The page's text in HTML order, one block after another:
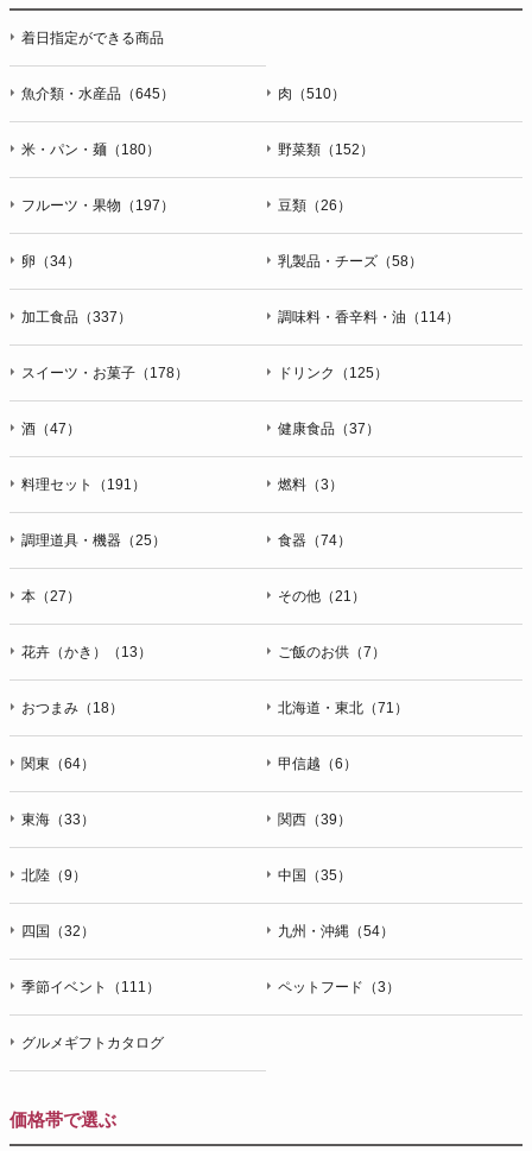
着日指定ができる商品
魚介類・水産品（645） 肉（510）
米・パン・麺（180） 野菜類（152）
フルーツ・果物（197） 豆類（26）
卵（34） 乳製品・チーズ（58）
加工食品（337） 調味料・香辛料・油（114）
スイーツ・お菓子（178） ドリンク（125）
酒（47） 健康食品（37）
料理セット（191） 燃料（3）
調理道具・機器（25） 食器（74）
本（27） その他（21）
花卉（かき）（13） ご飯のお供（7）
おつまみ（18） 北海道・東北（71）
関東（64） 甲信越（6）
東海（33） 関西（39）
北陸（9） 中国（35）
四国（32） 九州・沖縄（54）
季節イベント（111） ペットフード（3）
グルメギフトカタログ
価格帯で選ぶ